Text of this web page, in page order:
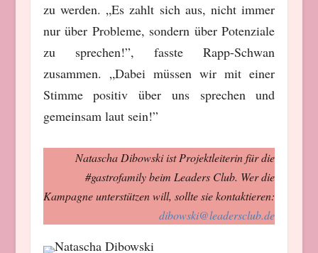
zu werden. „Es zahlt sich aus, nicht immer
nur über Probleme, sondern über Potenziale
zu sprechen!”, fasste Rapp-Schwan
zusammen. „Dabei müssen wir mit einer
Stimme positiv über uns sprechen und
gemeinsam laut sein!”
Natascha Dibowski ist Projektleiterin für die
#gastrofamily beim Leaders Club. Wer die
Kampagne unterstützen will, sollte sie kontaktieren:
dibowski@leadersclub.de